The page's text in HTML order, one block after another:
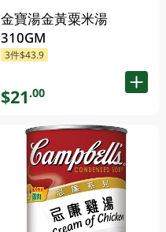
金寶湯金黃粟米湯
310GM
3件$43.9
$21.00